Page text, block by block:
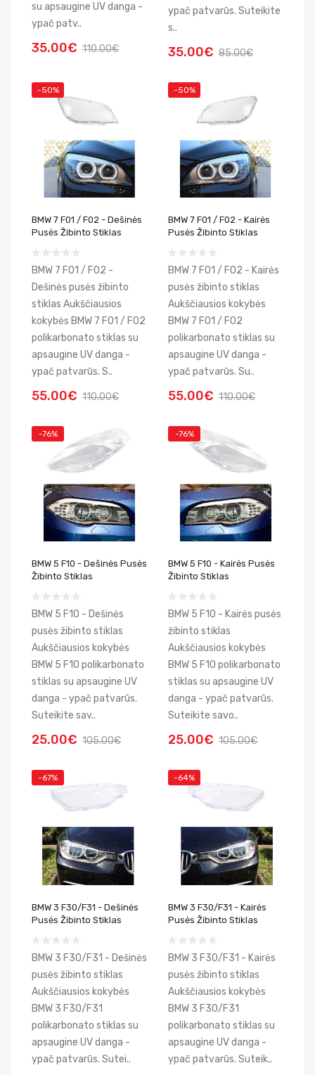
su apsaugine UV danga -
ypač patv..
35.00€ 110.00€
ypač patvarūs. Suteikite
s..
35.00€ 85.00€
-50%
BMW 7 F01 / F02 - Dešinės
Pusės Žibinto Stiklas
BMW 7 F01 / F02 -
Dešinės pusės žibinto
stiklas Aukščiausios
kokybės BMW 7 F01 / F02
polikarbonato stiklas su
apsaugine UV danga -
ypač patvarūs. S..
55.00€ 110.00€
-50%
BMW 7 F01 / F02 - Kairės
Pusės Žibinto Stiklas
BMW 7 F01 / F02 - Kairės
pusės žibinto stiklas
Aukščiausios kokybės
BMW 7 F01 / F02
polikarbonato stiklas su
apsaugine UV danga -
ypač patvarūs. Su..
55.00€ 110.00€
-76%
BMW 5 F10 - Dešinės Pusės
Žibinto Stiklas
BMW 5 F10 - Dešinės
pusės žibinto stiklas
Aukščiausios kokybės
BMW 5 F10 polikarbonato
stiklas su apsaugine UV
danga - ypač patvarūs.
Suteikite sav..
25.00€ 105.00€
-76%
BMW 5 F10 - Kairės Pusės
Žibinto Stiklas
BMW 5 F10 - Kairės pusės
žibinto stiklas
Aukščiausios kokybės
BMW 5 F10 polikarbonato
stiklas su apsaugine UV
danga - ypač patvarūs.
Suteikite savo..
25.00€ 105.00€
-67%
BMW 3 F30/F31 - Dešinės
Pusės Žibinto Stiklas
BMW 3 F30/F31 - Dešinės
pusės žibinto stiklas
Aukščiausios kokybės
BMW 3 F30/F31
polikarbonato stiklas su
apsaugine UV danga -
ypač patvarūs. Sutei..
-64%
BMW 3 F30/F31 - Kairės
Pusės Žibinto Stiklas
BMW 3 F30/F31 - Kairės
pusės žibinto stiklas
Aukščiausios kokybės
BMW 3 F30/F31
polikarbonato stiklas su
apsaugine UV danga -
ypač patvarūs. Suteik..